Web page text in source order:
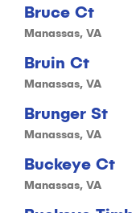
Bruce Ct
Manassas, VA
Bruin Ct
Manassas, VA
Brunger St
Manassas, VA
Buckeye Ct
Manassas, VA